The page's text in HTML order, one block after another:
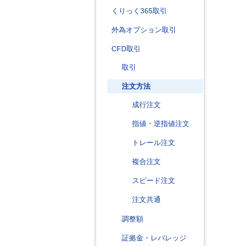
くりっく365取引
外為オプション取引
CFD取引
取引
注文方法
成行注文
指値・逆指値注文
トレール注文
複合注文
スピード注文
注文共通
調整額
証拠金・レバレッジ